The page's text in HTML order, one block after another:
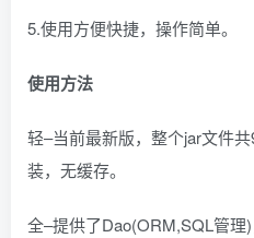
5.使用方便快捷，操作简单。
使用方法
轻–当前最新版，整个jar文件
装，无缓存。
全–提供了Dao(ORM,SQL管